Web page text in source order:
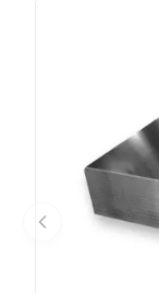
600mm幅 耐候
DX52Dなど）
ィングタイプ
ム） 加工サービ
ル解き 表面処理
DIN、GB、JIS
か、スパングル